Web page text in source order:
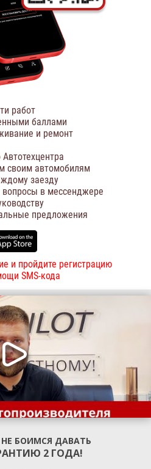
работ
баллами
и ремонт
своим автомобилям
заезду
вопросы в мессенджере
предложения
и пройдите регистрацию
SMS-кода
БОИМСЯ ДАВАТЬ
2 ГОДА!